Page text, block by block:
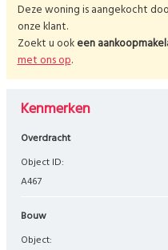
Deze woning is aangekocht
onze klant.
Zoekt u ookeen
met ons op.
Kenmerken
Overdracht
Object ID:
A467
Bouw
Object: